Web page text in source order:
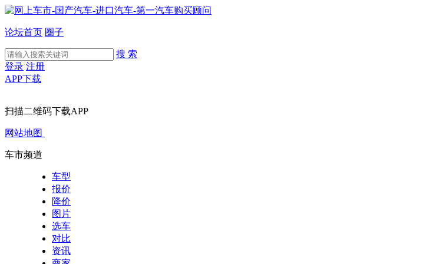
论坛首页 圈子
搜 索
登录 注册
APP下载
扫描二维码下载APP
网站地图
车市频道
车型
报价
降价
图片
选车
对比
资讯